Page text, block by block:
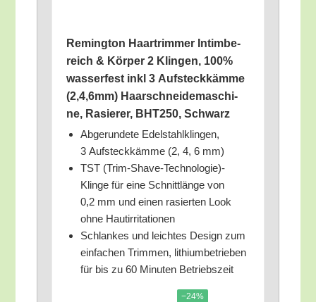
Reming­ton Haar­trim­mer Intim­be­
reich & Kör­per 2 Klin­gen, 100%
was­ser­fest inkl 3 Auf­steck­käm­me
(2,4,6mm) Haar­schnei­de­ma­schi­
ne, Rasie­rer, BHT250, Schwarz
Abge­run­de­te Edel­stahl­klin­gen,
3 Auf­steck­käm­me (2, 4, 6 mm)
TST (Trim-Shave-Technologie)-
Klinge für eine Schnitt­län­ge von
0,2 mm und einen rasier­ten Look
ohne Hautirritationen
Schlan­kes und leich­tes Design zum
ein­fa­chen Trim­men, lithi­um­be­trie­ben
für bis zu 60 Minu­ten Betriebszeit
−24%